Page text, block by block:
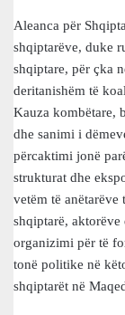
Aleanca për
shqiptarëve, duke
shqiptare, për çka
deritanishëm të
Kauza kombëtare,
dhe sanimi i
përcaktimi jonë
strukturat dhe
vetëm të anëtarëve
shqiptarë,
organizimi për të
tonë politike në
shqiptarët në